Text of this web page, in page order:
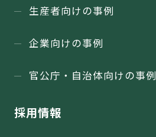
生産者向けの事例
企業向けの事例
官公庁・⾃治体向けの事例
採用情報